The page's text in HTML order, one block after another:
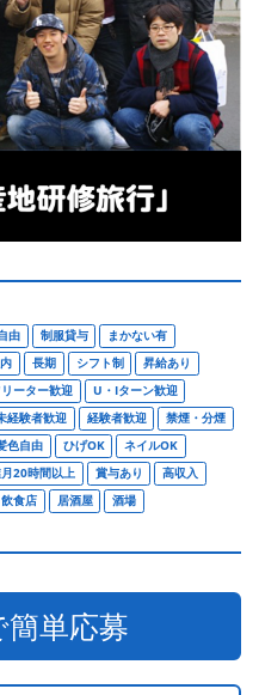
由 制服貸与
まかない有
長期 シフト制
昇給あり
ーター歓迎
U・Iターン歓迎
経験者歓迎 経験者歓迎
禁煙・分煙
色自由 ひげOK
ネイルOK
20時間以上 賞与あり
高収入
飲食店 居酒屋 酒場
単応募